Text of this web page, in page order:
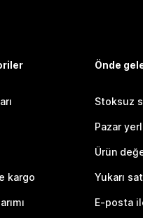
kargo
Önde
Stoksuz
Pazar
Ürün
Yukarı
E-posta